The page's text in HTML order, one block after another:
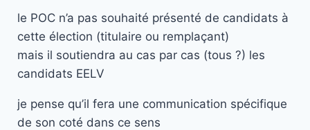
le POC n’a pas souhaité présenté de candidats à
cette élection (titulaire ou remplaçant)
mais il soutiendra au cas par cas (tous ?) les
candidats EELV
je pense qu’il fera une communication spécifique
de son coté dans ce sens